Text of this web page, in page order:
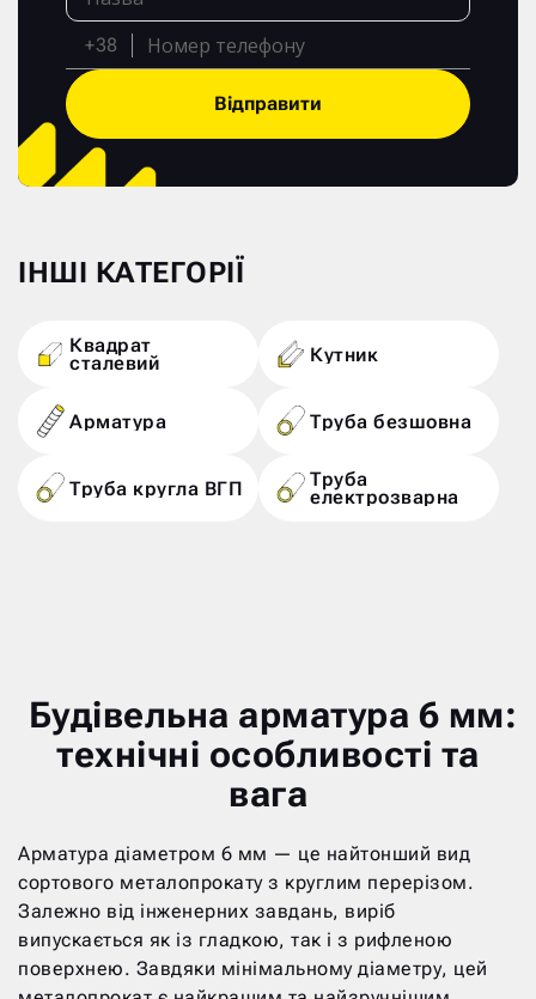
+38
Відправити
ІНШІ КАТЕГОРІЇ
Квадрат
сталевий Кутник
Арматура Труба безшовна
Труба кругла ВГП Труба
електрозварна
Будівельна арматура 6 мм:
технічні особливості та
вага
Арматура діаметром 6 мм — це найтонший вид
сортового металопрокату з круглим перерізом.
Залежно від інженерних завдань, виріб
випускається як із гладкою, так і з рифленою
поверхнею. Завдяки мінімальному діаметру, цей